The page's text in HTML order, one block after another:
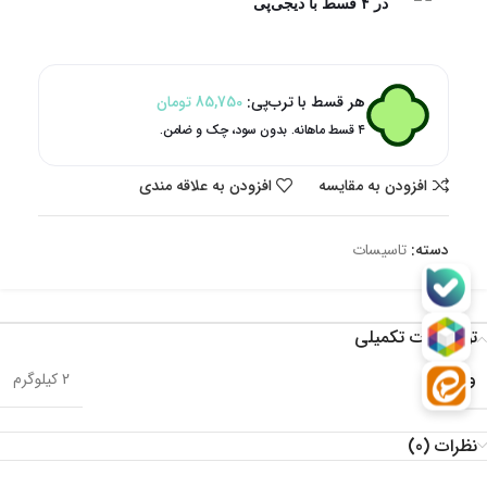
هر قسط با ترب‌پی: 85,750تومان
۴ قسط ماهانه. بدون سود، چک و ضامن.
افزودن به مقایسه افزودن به علاقه مندی
دسته: تاسیسات
توضیحات تکمیلی
وزن
2 کیلوگرم
نظرات (0)